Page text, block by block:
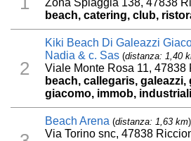
Zona Spiaggia 138, 47838
beach, catering, club,
2
Kiki Beach Di Galeazzi
Nadia & c. Sas (distanza: 1,40
Viale Monte Rosa 11, 47838
beach, callegaris, galeazzi,
giacomo, immob,
Beach Arena (distanza: 1,63 km)
Via Torino snc, 47838